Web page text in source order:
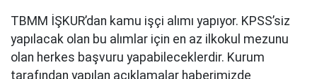
TBMM İŞKUR’dan kamu işçi alımı yapıyor. KPSS’siz
yapılacak olan bu alımlar için en az ilkokul mezunu
olan herkes başvuru yapabileceklerdir. Kurum
tarafından yapılan açıklamalar haberimizde